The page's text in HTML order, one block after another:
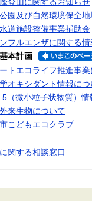
園及び自然環境保全
道施設整備事業補助金
フルエンザに関する情
本計画
トエコライフ推進事
オキシダント情報につ
（微小粒子状物質）情
来生物について
こどもエコクラブ
関する相談窓口